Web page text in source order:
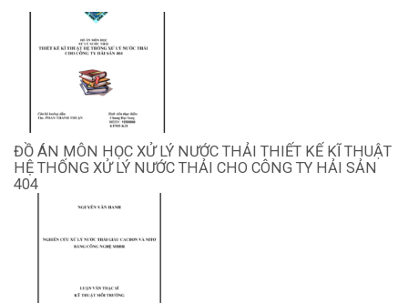
ĐỒ ÁN MÔN HỌC XỬ LÝ NƯỚC THẢI THIẾT KẾ KĨ THUẬT
HỆ THỐNG XỬ LÝ NƯỚC THẢI CHO CÔNG TY HẢI SẢN
404